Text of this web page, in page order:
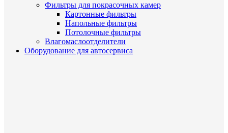
Фильтры для покрасочных камер
Картонные фильтры
Напольные фильтры
Потолочные фильтры
Влагомаслоотделители
Оборудование для автосервиса